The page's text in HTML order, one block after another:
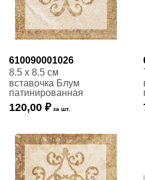
610090001026
8.5 x 8.5 см
вставочка Блум
патинированная
120,00 ₽ за шт.